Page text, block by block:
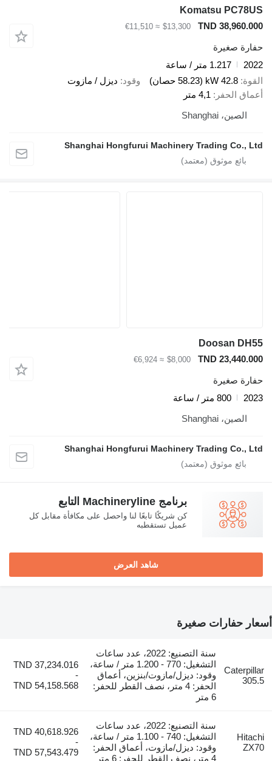
Komatsu PC78US
TND 38,960.000
$13,300
≈ €11,510
حفارة صغيرة
2022
1.217 متر / ساعة
القوة 42.8 kW (58.23 حصان) وقود ديزل / مازوت
أعماق الحفر
4,1 متر
الصين، Shanghai
Shanghai Hongfurui Machinery Trading Co., Ltd
Doosan DH55
TND 23,440.000
$8,000
≈ €6,924
حفارة صغيرة
2023
800 متر / ساعة
الصين، Shanghai
Shanghai Hongfurui Machinery Trading Co., Ltd
برنامج Machineryline التابع
كن شريكًا تابعًا لنا واحصل على مكافأة مقابل كل
عميل تستقطبه
شاهد العرض
أسعار حفارات صغيرة
Caterpillar
305.5
سنة التصنيع: 2022، عدد ساعات
التشغيل: 770 - 1.200 متر / ساعة،
وقود: ديزل/مازوت/بنزين، أعماق
الحفر: 4 متر، نصف القطر للحفر:
6 متر
TND 37,234.016
-
TND 54,158.568
Hitachi
ZX70
سنة التصنيع: 2022، عدد ساعات
التشغيل: 740 - 1.100 متر / ساعة،
وقود: ديزل/مازوت، أعماق الحفر:
4 متر، نصف القطر للحفر: 6 متر
TND 40,618.926
-
TND 57,543.479